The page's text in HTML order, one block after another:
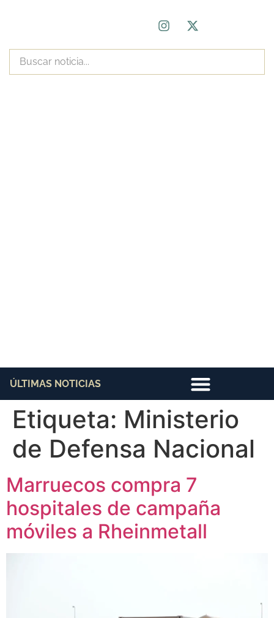
ÚLTIMAS NOTICIAS
Etiqueta: Ministerio
de Defensa Nacional
Marruecos compra 7
hospitales de campaña
móviles a Rheinmetall